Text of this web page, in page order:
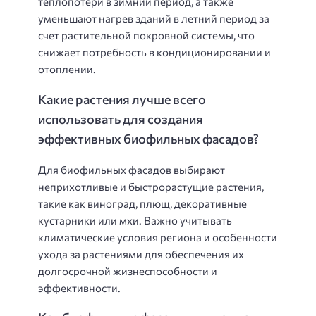
уменьшают нагрев зданий в летний период за
счет растительной покровной системы, что
снижает потребность в кондиционировании и
отоплении.
Какие растения лучше всего
использовать для создания
эффективных биофильных фасадов?
Для биофильных фасадов выбирают
неприхотливые и быстрорастущие растения,
такие как виноград, плющ, декоративные
кустарники или мхи. Важно учитывать
климатические условия региона и особенности
ухода за растениями для обеспечения их
долгосрочной жизнеспособности и
эффективности.